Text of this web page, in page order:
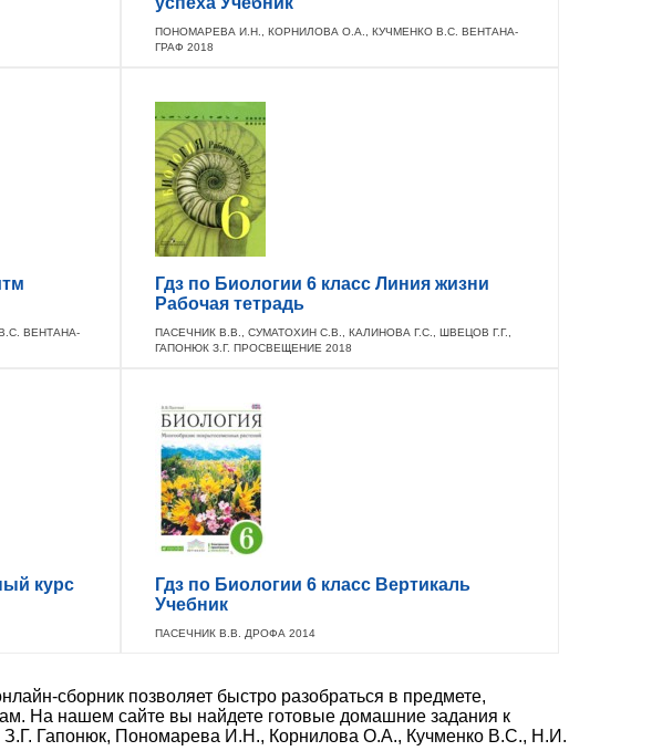
ПОНОМАРЕВА И.Н., КОРНИЛОВА О.А., КУЧМЕНКО В.С. ВЕНТАНА-
ГРАФ 2018
ВЕНТАНА-
Гдз по Биологии 6 класс Линия жизни
Рабочая тетрадь
ПАСЕЧНИК В.В., СУМАТОХИН С.В., КАЛИНОВА Г.С., ШВЕЦОВ Г.Г.,
ГАПОНЮК З.Г. ПРОСВЕЩЕНИЕ 2018
курс
Гдз по Биологии 6 класс Вертикаль
Учебник
ПАСЕЧНИК В.В. ДРОФА 2014
сборник позволяет быстро разобраться в предмете,
На нашем сайте вы найдете готовые домашние задания к
Гапонюк, Пономарева И.Н., Корнилова О.А., Кучменко В.С., Н.И.